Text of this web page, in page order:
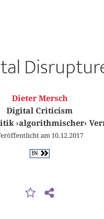
Dieter Mersch
Digital Criticism
›algorithmischer‹
am 10.12.2017
EN